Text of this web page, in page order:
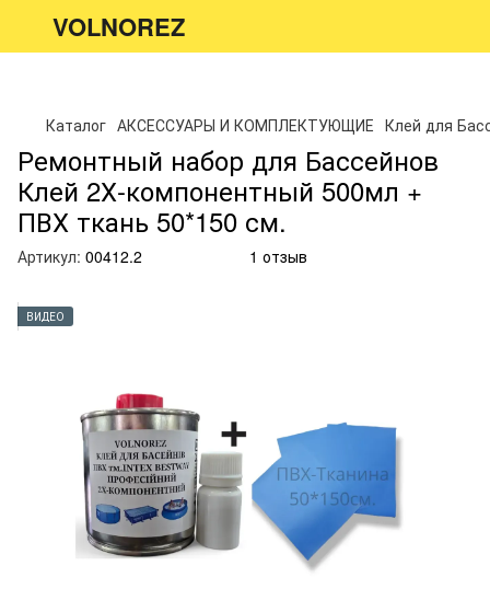
VOLNOREZ
Каталог АКСЕССУАРЫ И КОМПЛЕКТУЮЩИЕ Клей для
Ремонтный набор для Бассейнов
Клей 2Х-компонентный 500мл +
ПВХ ткань 50*150 см.
Артикул: 00412.2 1 отзыв
ВИДЕО